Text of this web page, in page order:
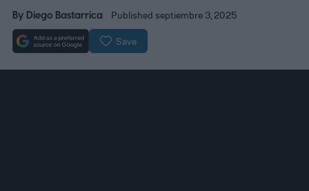
By Diego Bastarrica Published septiembre 3, 2025
Save